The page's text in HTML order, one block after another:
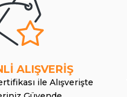
ALIŞVERİŞ
ile Alışverişte